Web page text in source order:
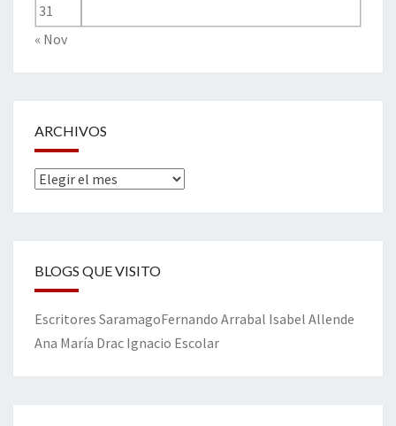
31
« Nov
ARCHIVOS
Archivos
BLOGS QUE VISITO
Escritores SaramagoFernando Arrabal Isabel Allende
Ana María Drac Ignacio Escolar